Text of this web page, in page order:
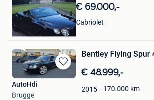
€ 69.000,-
Cabriolet
Momo
Charleroi
Bewaren
in
Bentley Flying Spur
€ 48.999,-
2015 170.000 km
AutoHdi
Brugge